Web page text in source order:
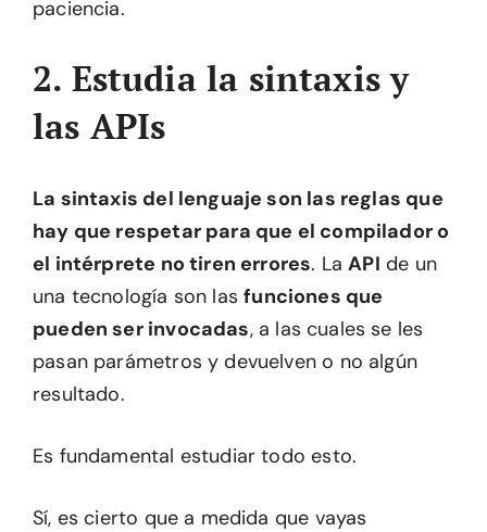
paciencia.
2. Estudia la sintaxis y
las APIs
La sintaxis del lenguaje son las reglas que
hay que respetar para que el compilador o
el intérprete no tiren errores. LaAPI de un
una tecnología son lasfunciones que
pueden ser invocadas, a las cuales se les
pasan parámetros y devuelven o no algún
resultado.
Es fundamental estudiar todo esto.
Sí, es cierto que a medida que vayas